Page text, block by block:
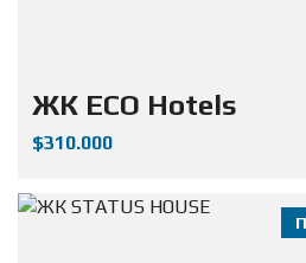
ЖК ECO Hotels
$310.000